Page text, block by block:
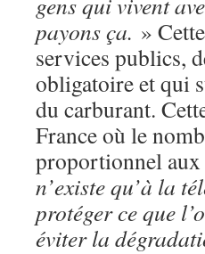
payons ça. »
services publics,
obligatoire et qui
du carburant.
France où le
proportionnel
n’existe qu’à la
protéger ce que
éviter la